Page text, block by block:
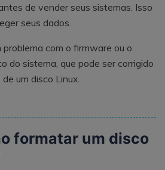
de vender seus sistemas. Isso
seus dados.
problema com o firmware ou o
do sistema, que pode ser corrigido
um disco Linux.
formatar um disco